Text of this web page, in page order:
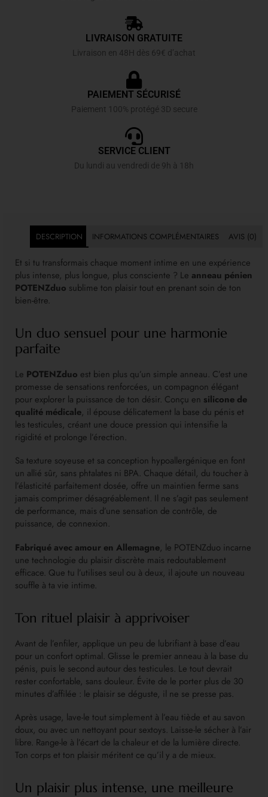
LIVRAISON GRATUITE
Livraison en 48H dès 69€ d’achat
PAIEMENT SÉCURISÉ
Paiement 100% protégé 3D secure
SERVICE CLIENT
Du lundi au vendredi de 9h à 18h
DESCRIPTION INFORMATIONS COMPLÉMENTAIRES AVIS (0)
Et si tu transformais chaque moment intime en une expérience
plus intense, plus longue, plus consciente ? Le anneau pénien
POTENZduo sublime ton plaisir tout en prenant soin de ton
bien-être.
Un duo sensuel pour une harmonie
parfaite
Le POTENZduo est bien plus qu’un simple anneau. C’est une
promesse de sensations renforcées, un compagnon élégant
pour explorer la puissance de ton désir. Conçu en silicone de
qualité médicale, il épouse délicatement la base du pénis et
les testicules, créant une douce pression qui intensifie la
rigidité et prolonge l’érection.
Sa texture soyeuse et sa conception hypoallergénique en font
un allié sûr, sans phtalates ni BPA. Chaque détail, du toucher à
l’élasticité parfaitement dosée, offre un maintien ferme sans
jamais comprimer désagréablement. Il ne s’agit pas seulement
de performance, mais d’une sensation de contrôle, de
puissance, de connexion.
Fabriqué avec amour en Allemagne, le POTENZduo incarne
une technologie du plaisir discrète mais redoutablement
efficace. Que tu l’utilises seul ou à deux, il ajoute un nouveau
souffle à ta vie intime.
Ton rituel plaisir à apprivoiser
Avant de l’enfiler, applique un peu de lubrifiant à base d’eau
pour un confort optimal. Glisse le premier anneau à la base du
pénis, puis le second autour des testicules. Le tout devrait
rester confortable, sans douleur. Évite de le porter plus de 30
minutes d’affilée : le plaisir se déguste, il ne se presse pas.
Après usage, lave-le tout simplement à l’eau tiède et au savon
doux, ou avec un nettoyant pour sextoys. Laisse-le sécher à l’air
libre. Range-le à l’écart de la chaleur et de la lumière directe.
Ton corps et ton plaisir méritent ce qu’il y a de mieux.
Un plaisir plus intense, une meilleure